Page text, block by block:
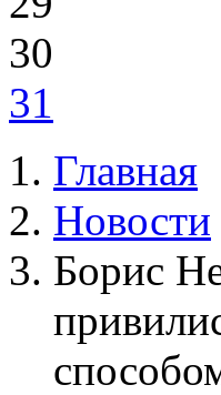
30
31
Главная
Новости
Борис